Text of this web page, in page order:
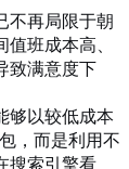
不再局限于朝
班成本高、
致满意度下
够以较低成本
，而是利用不
搜索引擎看